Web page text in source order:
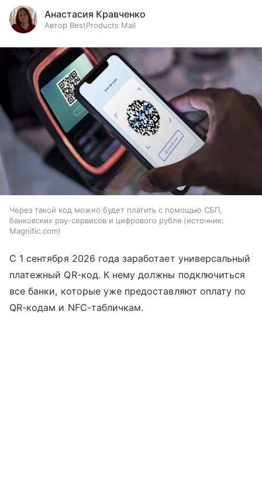
Анастасия Кравченко
Автор BestProducts Mail
Через такой код можно будет платить с помощью СБП,
банковских pay-сервисов и цифрового рубля
источник:
Magnific.com
С 1 сентября 2026 года заработает универсальный
платежный QR-код. К нему должны подключиться
все банки, которые уже предоставляют оплату по
QR-кодам и NFC-табличкам.